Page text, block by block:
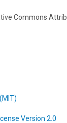
Commons
Version 2.0